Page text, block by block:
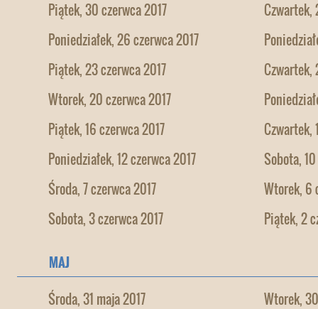
Piątek, 30 czerwca 2017
Czwartek,
Poniedziałek, 26 czerwca 2017
Piątek, 23 czerwca 2017
Czwartek,
Wtorek, 20 czerwca 2017
Piątek, 16 czerwca 2017
Czwartek,
Poniedziałek, 12 czerwca 2017
Sobota,
Środa, 7 czerwca 2017
Wtorek, 6
Sobota, 3 czerwca 2017
Piątek, 2
MAJ
Środa, 31 maja 2017
Wtorek,